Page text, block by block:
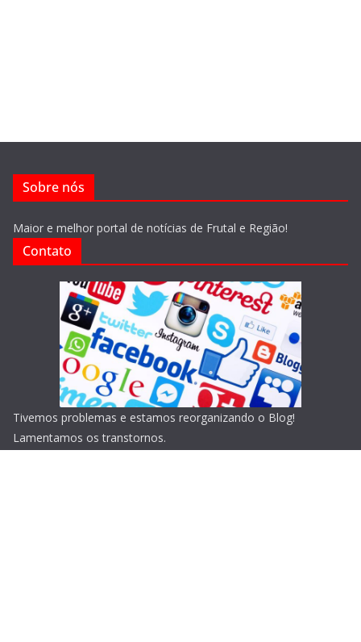
Sobre nós
Maior e melhor portal de notícias de Frutal e Região!
Contato
Tivemos problemas e estamos reorganizando o Blog!
Lamentamos os transtornos.